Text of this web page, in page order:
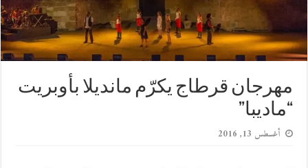
مهرجان قرطاج يكرّم مانديلا بأوبريت
“ماديبا”
أغسطس 13, 2016